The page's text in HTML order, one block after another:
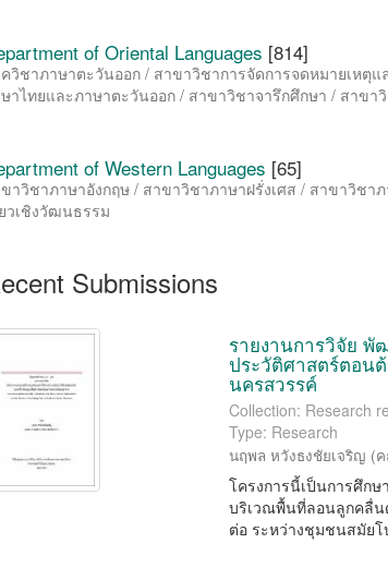
of Oriental Languages [814]
วิชาภาษาตะวันออก / สาขาวิชาการจัดการจดหมายเหตุ
าไทยและภาษาตะวันออก / สาขาวิชาจารึกศึกษา / สาข
of Western Languages [65]
าวิชาภาษาอังกฤษ / สาขาวิชาภาษาฝรั่งเศส / สาขาวิชา
วเชิงวัฒนธรรม
Submissions
รายงานการวิจัย
ประวัติศาสตร์ตอน
นครสวรรค์
Collection: Research
Type: Research
นฤพล หวังธงชัยเจริญ (
โครงการนี้เป็นการศึก
บริเวณพื้นที่ลอนลูกคลื่
ต่อ ระหว่างชุมชนสมัย